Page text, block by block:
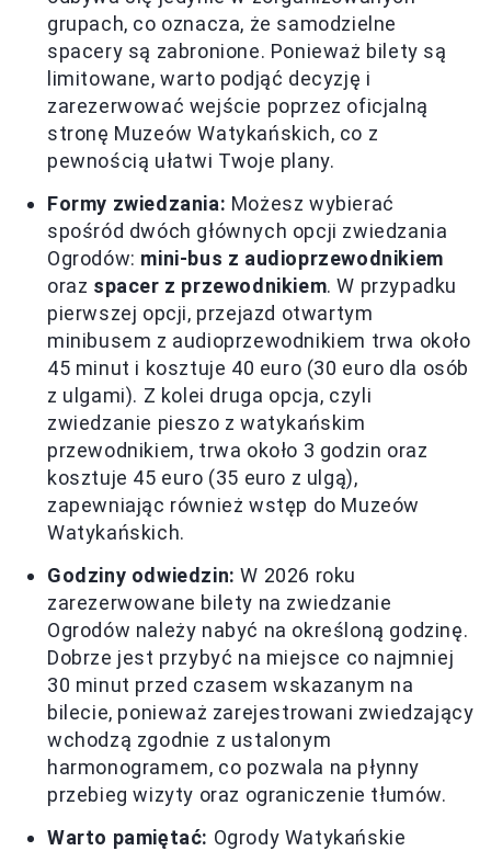
grupach, co oznacza, że samodzielne
spacery są zabronione. Ponieważ bilety są
limitowane, warto podjąć decyzję i
zarezerwować wejście poprzez oficjalną
stronę Muzeów Watykańskich, co z
pewnością ułatwi Twoje plany.
Formy zwiedzania: Możesz wybierać
spośród dwóch głównych opcji zwiedzania
Ogrodów: mini-bus z audioprzewodnikiem
oraz spacer z przewodnikiem. W przypadku
pierwszej opcji, przejazd otwartym
minibusem z audioprzewodnikiem trwa około
45 minut i kosztuje 40 euro (30 euro dla osób
z ulgami). Z kolei druga opcja, czyli
zwiedzanie pieszo z watykańskim
przewodnikiem, trwa około 3 godzin oraz
kosztuje 45 euro (35 euro z ulgą),
zapewniając również wstęp do Muzeów
Watykańskich.
Godziny odwiedzin: W 2026 roku
zarezerwowane bilety na zwiedzanie
Ogrodów należy nabyć na określoną godzinę.
Dobrze jest przybyć na miejsce co najmniej
30 minut przed czasem wskazanym na
bilecie, ponieważ zarejestrowani zwiedzający
wchodzą zgodnie z ustalonym
harmonogramem, co pozwala na płynny
przebieg wizyty oraz ograniczenie tłumów.
Warto pamiętać: Ogrody Watykańskie